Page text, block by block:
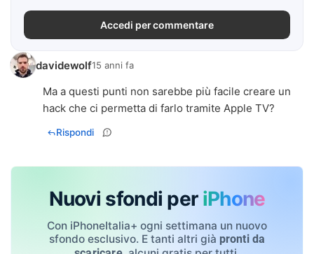
Accedi per commentare
davidewolf15 anni fa
Ma a questi punti non sarebbe più facile creare un
hack che ci permetta di farlo tramite Apple TV?
Rispondi
Nuovi sfondi per iPhone
Con iPhoneItalia+ ogni settimana un nuovo
sfondo esclusivo. E tanti altri già pronti da